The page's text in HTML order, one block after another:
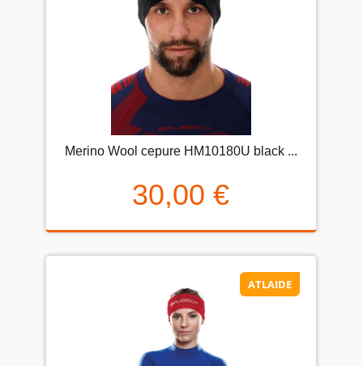
Merino Wool cepure HM10180U black ...
30,00 €
ATLAIDE